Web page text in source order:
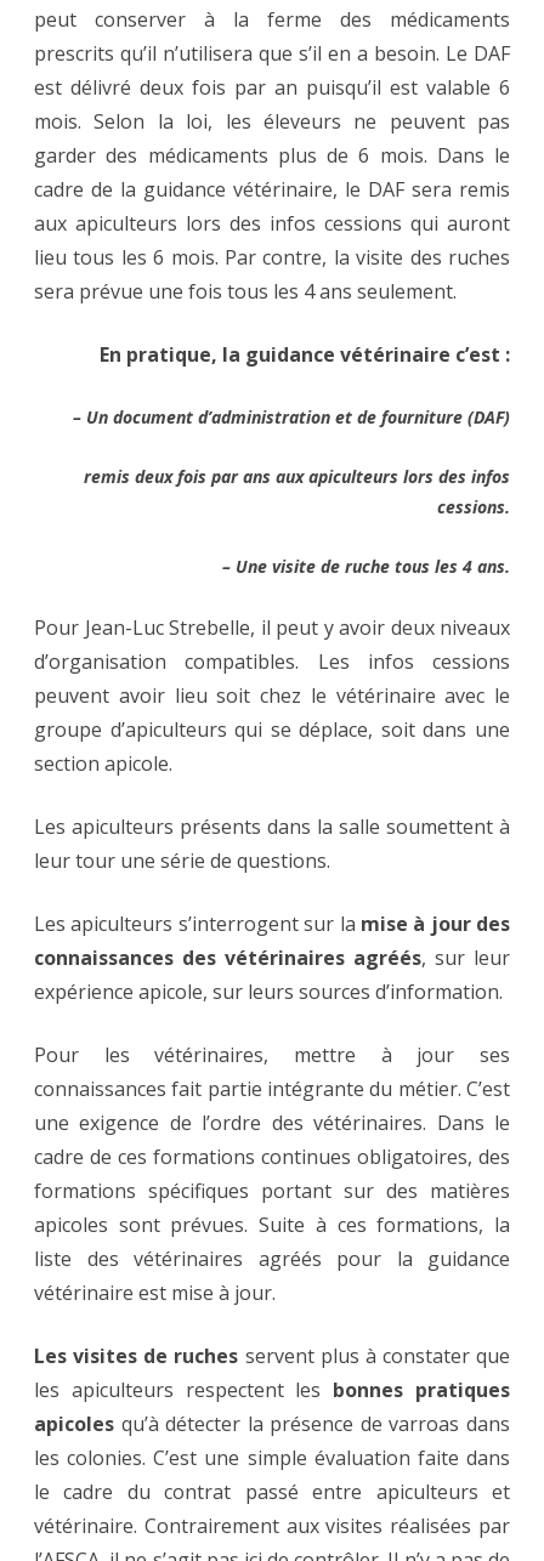
peut conserver à la ferme des médicaments
prescrits qu’il n’utilisera que s’il en a besoin. Le DAF
est délivré deux fois par an puisqu’il est valable 6
mois. Selon la loi, les éleveurs ne peuvent pas
garder des médicaments plus de 6 mois. Dans le
cadre de la guidance vétérinaire, le DAF sera remis
aux apiculteurs lors des infos cessions qui auront
lieu tous les 6 mois. Par contre, la visite des ruches
sera prévue une fois tous les 4 ans seulement.
En pratique, la guidance vétérinaire c’est :
– Un document d’administration et de fourniture (DAF)
remis deux fois par ans aux apiculteurs lors des infos
cessions.
– Une visite de ruche tous les 4 ans.
Pour Jean-Luc Strebelle, il peut y avoir deux niveaux
d’organisation compatibles. Les infos cessions
peuvent avoir lieu soit chez le vétérinaire avec le
groupe d’apiculteurs qui se déplace, soit dans une
section apicole.
Les apiculteurs présents dans la salle soumettent à
leur tour une série de questions.
Les apiculteurs s’interrogent sur la mise à jour des
connaissances des vétérinaires agréés, sur leur
expérience apicole, sur leurs sources d’information.
Pour les vétérinaires, mettre à jour ses
connaissances fait partie intégrante du métier. C’est
une exigence de l’ordre des vétérinaires. Dans le
cadre de ces formations continues obligatoires, des
formations spécifiques portant sur des matières
apicoles sont prévues. Suite à ces formations, la
liste des vétérinaires agréés pour la guidance
vétérinaire est mise à jour.
Les visites de ruches servent plus à constater que
les apiculteurs respectent les bonnes pratiques
apicoles qu’à détecter la présence de varroas dans
les colonies. C’est une simple évaluation faite dans
le cadre du contrat passé entre apiculteurs et
vétérinaire. Contrairement aux visites réalisées par